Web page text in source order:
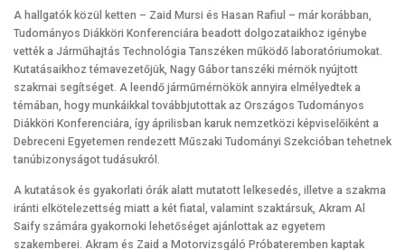
A hallgatók közül ketten – Zaid Mursi és Hasan Rafiul – már korábban,
Tudományos Diákköri Konferenciára beadott dolgozataikhoz igénybe
vették a Járműhajtás Technológia Tanszéken működő laboratóriumokat.
Kutatásaikhoz témavezetőjük, Nagy Gábor tanszéki mérnök nyújtott
szakmai segítséget. A leendő járműmérnökök annyira elmélyedtek a
témában, hogy munkáikkal továbbjutottak az Országos Tudományos
Diákköri Konferenciára, így áprilisban karuk nemzetközi képviselőiként a
Debreceni Egyetemen rendezett Műszaki Tudományi Szekcióban tehetnek
tanúbizonyságot tudásukról.
A kutatások és gyakorlati órák alatt mutatott lelkesedés, illetve a szakma
iránti elkötelezettség miatt a két fiatal, valamint szaktársuk, Akram Al
Saify számára gyakornoki lehetőséget ajánlottak az egyetem
szakemberei. Akram és Zaid a Motorvizsgáló Próbateremben kaptak